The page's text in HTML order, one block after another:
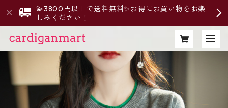
💫3800円以上で送料無料✨お得にお買い物をお楽
しみください！